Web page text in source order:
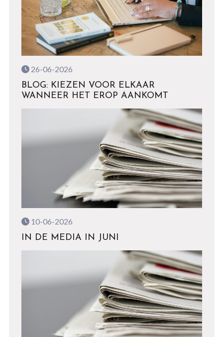
26-06-2026
BLOG: KIEZEN VOOR ELKAAR
WANNEER HET EROP AANKOMT
10-06-2026
IN DE MEDIA IN JUNI